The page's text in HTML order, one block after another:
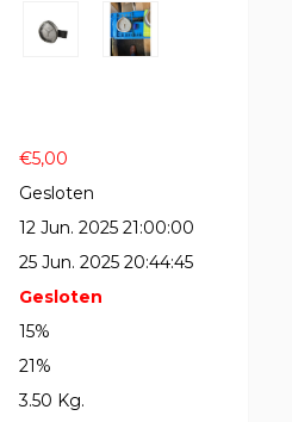
€5,00
Gesloten
12 Jun. 2025 21:00:00
25 Jun. 2025 20:44:45
Gesloten
15%
21%
3.50 Kg.